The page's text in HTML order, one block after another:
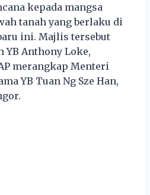
kepada mangsa
tanah yang berlaku di
ini. Majlis tersebut
Anthony Loke,
merangkap Menteri
YB Tuan Ng Sze Han,